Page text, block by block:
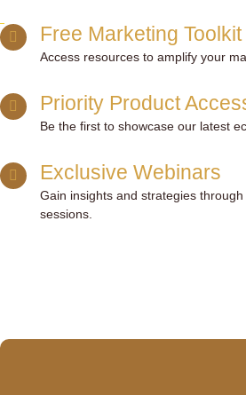
Free Marketing Toolkit
Access resources to amplify your
Priority Product
Be the first to showcase our latest
Exclusive Webinars
Gain insights and strategies
sessions.